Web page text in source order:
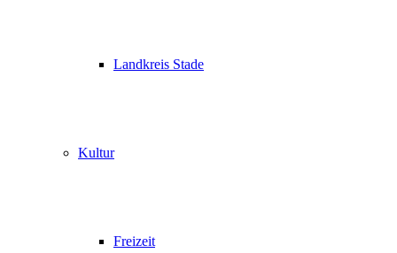
Landkreis Stade
Kultur
Freizeit